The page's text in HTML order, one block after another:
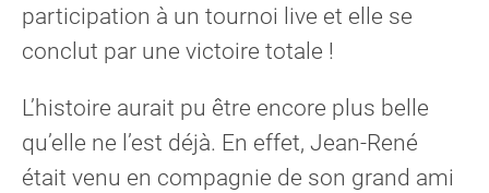
participation à un tournoi live et elle se
conclut par une victoire totale !
L’histoire aurait pu être encore plus belle
qu’elle ne l’est déjà. En effet, Jean-René
était venu en compagnie de son grand ami